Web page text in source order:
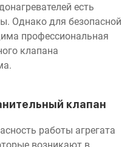
есть
Однако для безопасной
профессиональная
клапана
клапан
работы агрегата